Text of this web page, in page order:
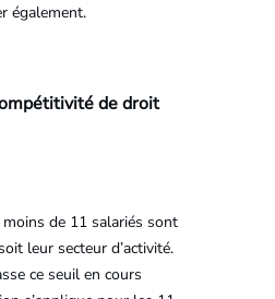
également.
de droit
de 11 salariés sont
leur secteur d’activité.
ce seuil en cours